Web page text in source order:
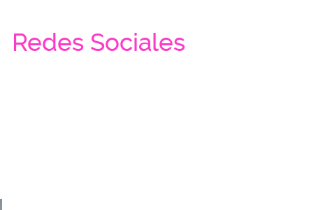
Redes Sociales